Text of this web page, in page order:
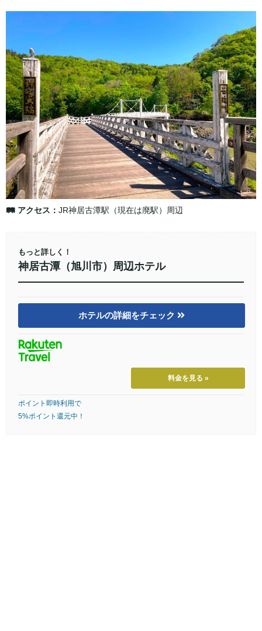
🛤 アクセス： JR神居古潭駅（現在は廃駅）周辺
もっと詳しく！
神居古潭（旭川市）周辺ホテル
ホテルの詳細をチェック
料金を見る »
ポイント即時利用で
5%ポイント還元中！